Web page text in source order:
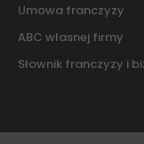
Umowa franczyzy
ABC własnej firmy
Słownik franczyzy i